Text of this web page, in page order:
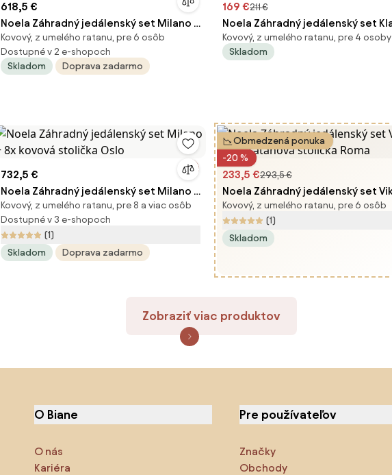
618,5 €
Noela Záhradný jedálenský set Milano +
6x kovová stolička Oslo
Kovový, z umelého ratanu, pre 6 osôb
Dostupné v 2 e-shopoch
Skladom
Doprava zadarmo
169 €211 €
Noela Záhradný jedálenský set
čierny + 4x ratanová stolička
Kovový, z umelého ratanu, pre 4 osoby
Skladom
732,5 €
Noela Záhradný jedálenský set Milano +
8x kovová stolička Oslo
Kovový, z umelého ratanu, pre 8 a viac osôb
Dostupné v 3 e-shopoch
(1)
Skladom
Doprava zadarmo
Obmedzená ponuka
-20 %
233,5 €293,5 €
Noela Záhradný jedálenský set
+ 6x ratanová stolička Roma
Kovový, z umelého ratanu, pre 6 osôb
(1)
Skladom
Zobraziť viac produktov
O Biane
O nás
Kariéra
Pre používateľov
Značky
Obchody